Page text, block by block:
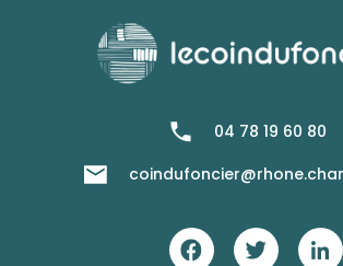
04 78 19 60 80